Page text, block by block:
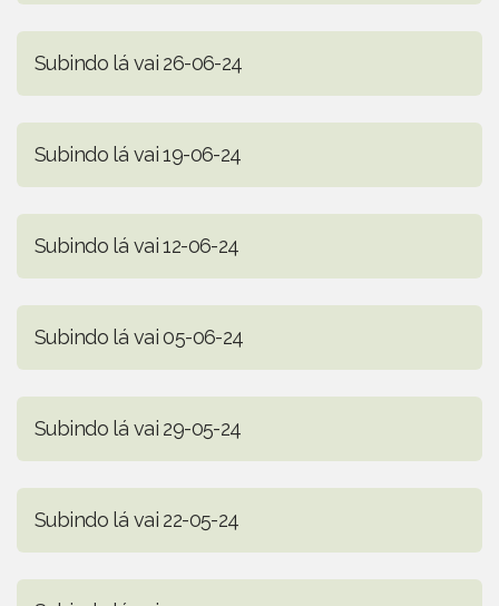
Subindo lá vai 26-06-24
Subindo lá vai 19-06-24
Subindo lá vai 12-06-24
Subindo lá vai 05-06-24
Subindo lá vai 29-05-24
Subindo lá vai 22-05-24